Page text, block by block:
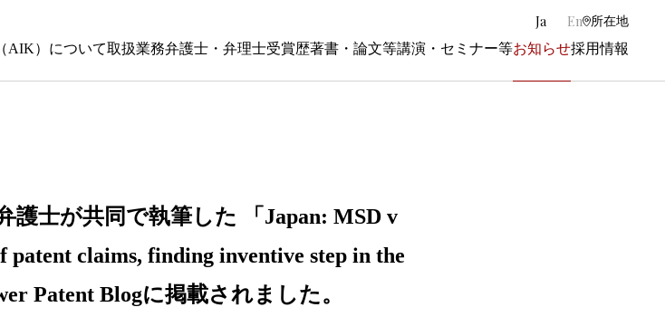
AIK）について取扱業務弁護士・弁理士受賞歴著書・論文等講演・セミナー等お知らせ採用情報
Ja En 所在地
護士が共同で執筆した 「Japan: MSD v
claims, finding inventive step in the
Patent Blogに掲載されました。